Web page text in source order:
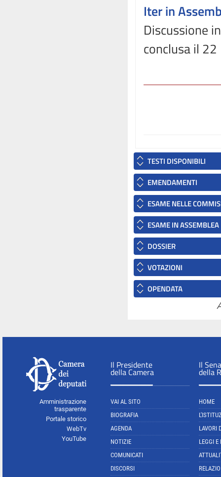
Iter in
Discussione
conclusa il
TESTI DISPONIBILI
EMENDAMENTI
ESAME NELLE
ESAME IN ASSEMBLEA
DOSSIER
VOTAZIONI
OPENDATA
Amministrazione
trasparente
Portale storico
WebTv
YouTube
Il Presidente
della Camera
VAI AL SITO
BIOGRAFIA
AGENDA
NOTIZIE
COMUNICATI
DISCORSI
Il
della
HOME
LAVORI
LEGGI E